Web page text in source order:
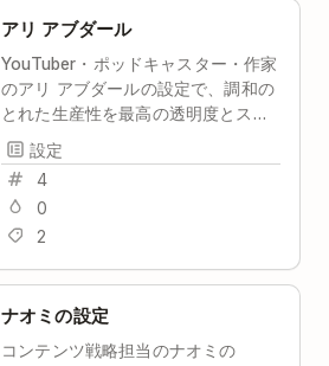
アリ アブダール
YouTuber・ポッドキャスター・作家
のアリ アブダールの設定で、調和の
とれた生産性を最高の透明度とスト
レスフリーで実現
設定
4
0
2
ナオミの設定
コンテンツ戦略担当のナオミの